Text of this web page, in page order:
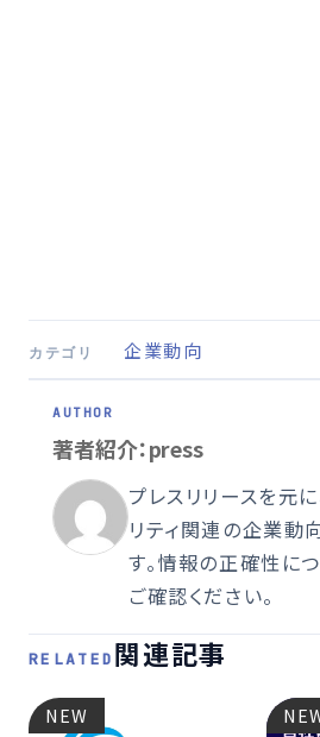
カテゴリ 企業動向
著者紹介：press
プレスリリースを元
リティ関連の企業動
す。情報の正確性に
ご確認ください。
RELATED 関連記事
NEW